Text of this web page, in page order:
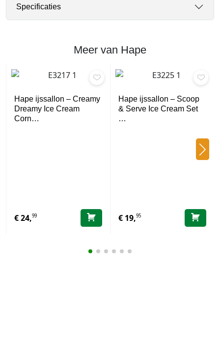
Specificaties
Meer van Hape
Hape ijssallon – Creamy
Dreamy Ice Cream
Corn…
€24,99
Hape ijssallon – Scoop
& Serve Ice Cream Set
…
€ 19,95